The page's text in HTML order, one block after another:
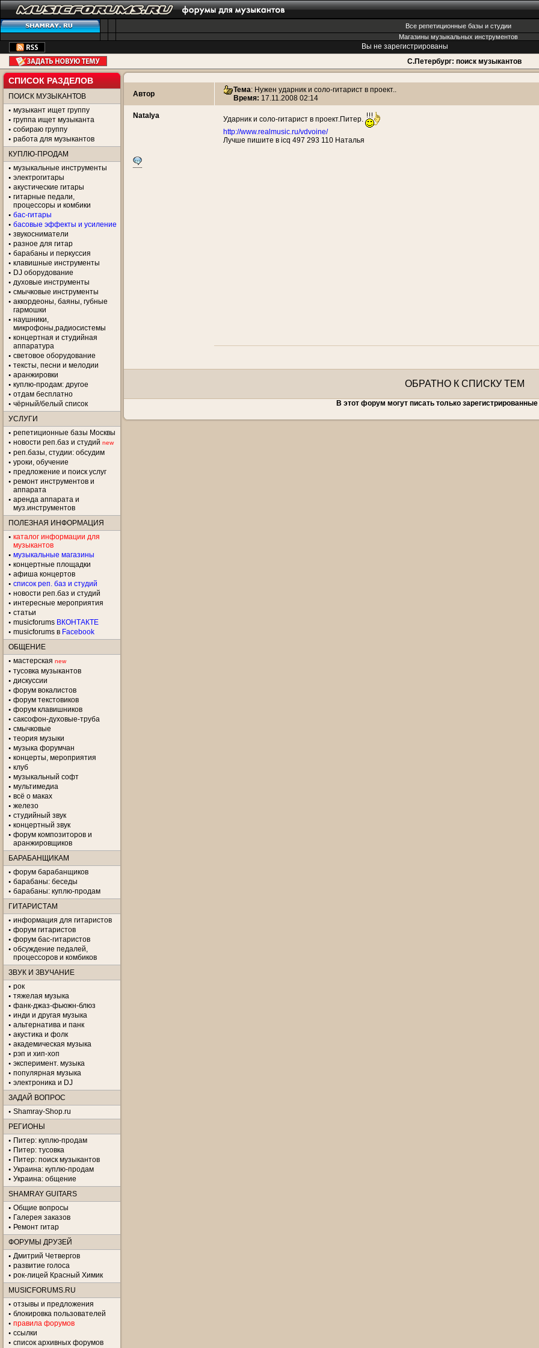
Все репетиционные базы и студии
Магазины музыкальных инструментов
Вы не зарегистрированы
С.Петербург: поиск музыкантов
СПИСОК РАЗДЕЛОВ
ПОИСК МУЗЫКАНТОВ
музыкант ищет группу
группа ищет музыканта
собираю группу
работа для музыкантов
КУПЛЮ-ПРОДАМ
музыкальные инструменты
электрогитары
акустические гитары
гитарные педали,
процессоры и комбики
бас-гитары
басовые эффекты и усиление
звукосниматели
разное для гитар
барабаны и перкуссия
клавишные инструменты
DJ оборудование
духовые инструменты
смычковые инструменты
аккордеоны, баяны, губные
гармошки
наушники,
микрофоны,радиосистемы
концертная и студийная
аппаратура
световое оборудование
тексты, песни и мелодии
аранжировки
куплю-продам: другое
отдам бесплатно
чёрный/белый список
УСЛУГИ
репетиционные базы Москвы
новости реп.баз и студий new
реп.базы, студии: обсудим
уроки, обучение
предложение и поиск услуг
ремонт инструментов и
аппарата
аренда аппарата и
муз.инструментов
ПОЛЕЗНАЯ ИНФОРМАЦИЯ
каталог информации для
музыкантов
музыкальные магазины
концертные площадки
aфиша концертов
список реп. баз и студий
новости реп.баз и студий
интересные мероприятия
статьи
musicforums ВКОНТАКТЕ
musicforums в Facebook
ОБЩЕНИЕ
мастерская new
тусовка музыкантов
дискуссии
форум вокалистов
форум текстовиков
форум клавишников
саксофон-духовые-труба
смычковые
теория музыки
музыка форумчан
концерты, мероприятия
клуб
музыкальный софт
мультимедиа
всё о маках
железо
студийный звук
концертный звук
форум композиторов и
аранжировщиков
БАРАБАНЩИКАМ
форум барабанщиков
барабаны: беседы
барабаны: куплю-продам
ГИТАРИСТАМ
информация для гитаристов
форум гитаристов
форум бас-гитаристов
обсуждение педалей,
процессоров и комбиков
ЗВУК И ЗВУЧАНИЕ
рок
тяжелая музыка
фанк-джаз-фьюжн-блюз
инди и другая музыка
альтернатива и панк
акустика и фолк
академическая музыка
рэп и хип-хоп
эксперимент. музыка
популярная музыка
электроника и DJ
ЗАДАЙ ВОПРОС
Shamray-Shop.ru
РЕГИОНЫ
Питер: куплю-продам
Питер: тусовка
Питер: поиск музыкантов
Украина: куплю-продам
Украина: общение
SHAMRAY GUITARS
Общие вопросы
Галерея заказов
Ремонт гитар
ФОРУМЫ ДРУЗЕЙ
Дмитрий Четвергов
развитие голоса
рок-лицей Красный Химик
MUSICFORUMS.RU
отзывы и предложения
блокировка пользователей
правила форумов
ссылки
список архивных форумов
Автор Тема: Нужен ударник и соло-гитарист в проект..
Время: 17.11.2008 02:14
Natalya
Ударник и соло-гитарист в проект.Питер.
http://www.realmusic.ru/vdvoine/
Лучше пишите в icq 497 293 110 Наталья
ОБРАТНО К СПИСКУ ТЕМ
В этот форум могут писать только